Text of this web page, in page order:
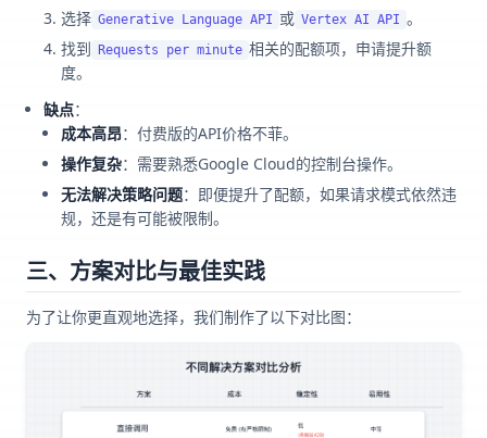
选择 Generative Language API 或 Vertex AI API 。
找到 Requests per minute 相关的配额项，申请提升额
度。
缺点：
成本高昂：付费版的API价格不菲。
操作复杂：需要熟悉Google Cloud的控制台操作。
无法解决策略问题：即便提升了配额，如果请求模式依然违
规，还是有可能被限制。
三、方案对比与最佳实践
为了让你更直观地选择，我们制作了以下对比图：